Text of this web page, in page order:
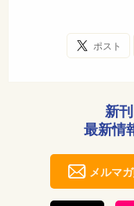
ポスト
新
最新情
メルマ